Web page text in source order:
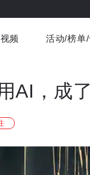
书影音 医疗
视频 活动/榜单
AI，成